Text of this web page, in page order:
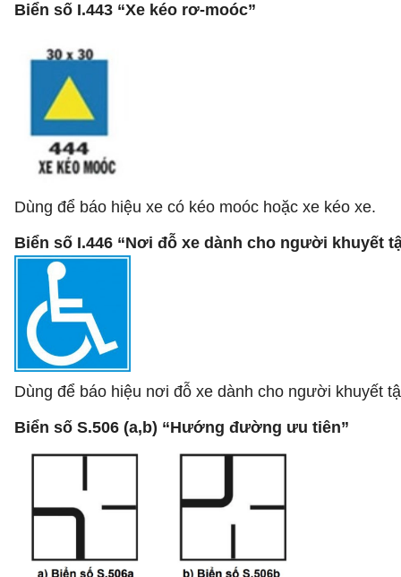
Biển số I.443 “Xe kéo rơ-moóc”
Dùng để báo hiệu xe có kéo moóc hoặc xe kéo xe.
Biển số I.446 “Nơi đỗ xe dành cho người khuyết
Dùng để báo hiệu nơi đỗ xe dành cho người khuyết
Biển số S.506 (a,b) “Hướng đường ưu tiên”